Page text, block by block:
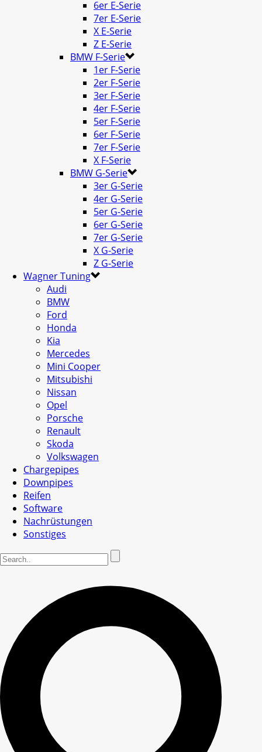
6er E-Serie
7er E-Serie
X E-Serie
Z E-Serie
BMW F-Serie
1er F-Serie
2er F-Serie
3er F-Serie
4er F-Serie
5er F-Serie
6er F-Serie
7er F-Serie
X F-Serie
BMW G-Serie
3er G-Serie
4er G-Serie
5er G-Serie
6er G-Serie
7er G-Serie
X G-Serie
Z G-Serie
Wagner Tuning
Audi
BMW
Ford
Honda
Kia
Mercedes
Mini Cooper
Mitsubishi
Nissan
Opel
Porsche
Renault
Skoda
Volkswagen
Chargepipes
Downpipes
Reifen
Software
Nachrüstungen
Sonstiges